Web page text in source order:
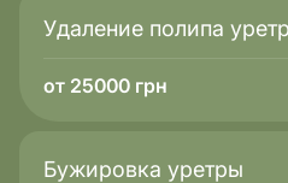
Удаление полипа
от 25000 грн
Бужировка уретры